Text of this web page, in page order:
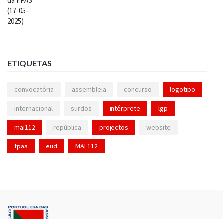
ETIQUETAS
convocatória assembleia concurso logotipo
internacional surdos intérprete lgp
mai112 república projectos website
fpas eud MAI 112